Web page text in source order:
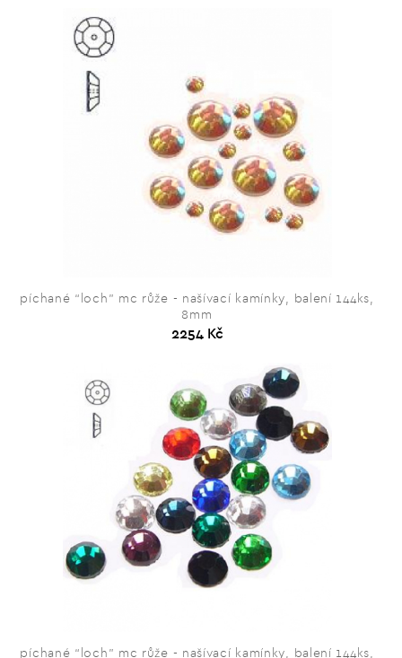
píchané “loch” mc růže - našívací kamínky, balení 144ks,
8mm
2254 Kč
píchané “loch” mc růže - našívací kamínky, balení 144ks,